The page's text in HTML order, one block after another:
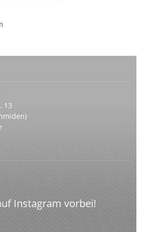
13
Instagram vorbei!